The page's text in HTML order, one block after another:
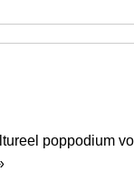
poppodium